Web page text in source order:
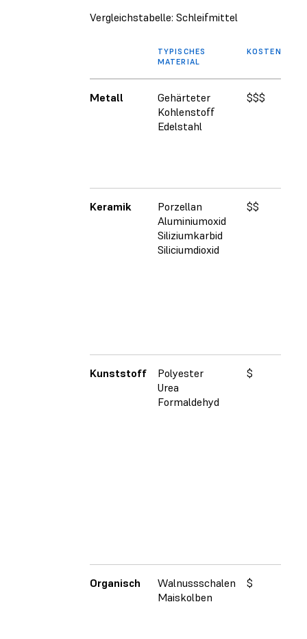
Vergleichstabelle: Schleifmittel
TYPISCHES
MATERIAL
KOSTEN
Metall
Gehärteter
Kohlenstoff
Edelstahl
$$$
Keramik
Porzellan
Aluminiumoxid
Siliziumkarbid
Siliciumdioxid
$$
Kunststoff
Polyester
Urea
Formaldehyd
$
Organisch
Walnussschalen
Maiskolben
$